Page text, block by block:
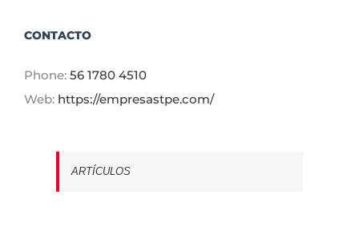
CONTACTO
Phone: 56 1780 4510
Web: https://empresastpe.com/
ARTÍCULOS